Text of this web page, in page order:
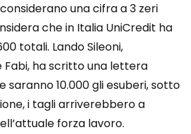
una cifra a 3 zeri
che in Italia UniCredit ha
totali. Lando Sileoni,
ha scritto una lettera
saranno 10.000 gli esuberi, sotto
i tagli arriverebbero a
forza lavoro.